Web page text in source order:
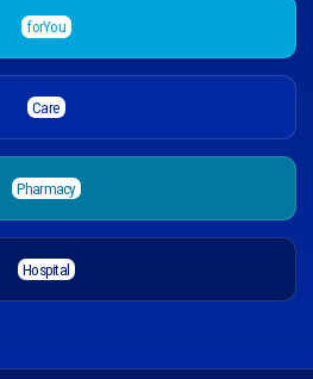
forYou
Care
Pharmacy
Hospital